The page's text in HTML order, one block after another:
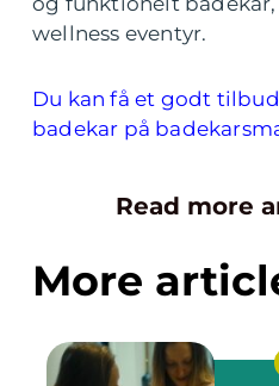
wellness eventyr.
Du kan få et godt
badekar på
Read more
More